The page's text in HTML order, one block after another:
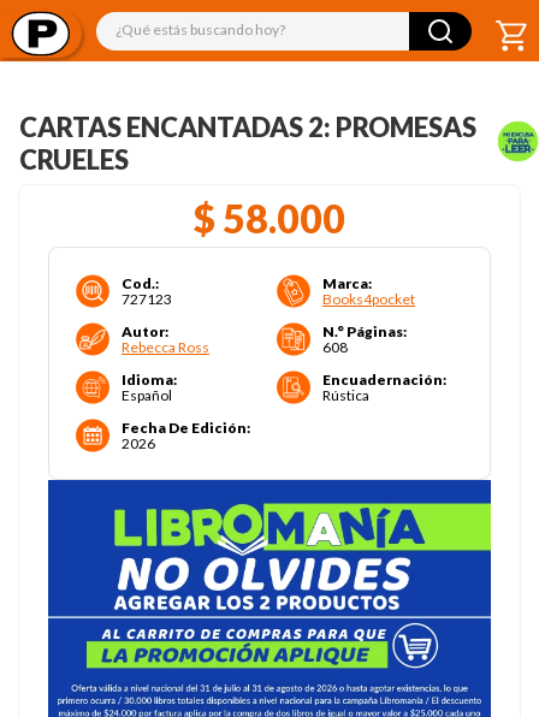
¿Qué estás buscando hoy?
CARTAS ENCANTADAS 2: PROMESAS
CRUELES
$ 58.000
Cod.:
727123
Marca:
Books4pocket
Autor:
Rebecca Ross
N.° Páginas:
608
Idioma:
Español
Encuadernación:
Rústica
Fecha De Edición:
2026